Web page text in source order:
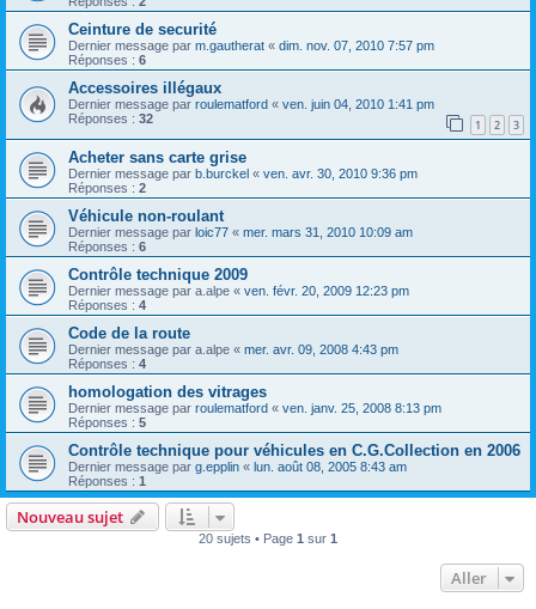
Ceinture de securité
Dernier message par m.gautherat « dim. nov. 07, 2010 7:57 pm
Réponses : 6
Accessoires illégaux
Dernier message par roulematford « ven. juin 04, 2010 1:41 pm
Réponses : 32 1 2 3
Acheter sans carte grise
Dernier message par b.burckel « ven. avr. 30, 2010 9:36 pm
Réponses : 2
Véhicule non-roulant
Dernier message par loic77 « mer. mars 31, 2010 10:09 am
Réponses : 6
Contrôle technique 2009
Dernier message par a.alpe « ven. févr. 20, 2009 12:23 pm
Réponses : 4
Code de la route
Dernier message par a.alpe « mer. avr. 09, 2008 4:43 pm
Réponses : 4
homologation des vitrages
Dernier message par roulematford « ven. janv. 25, 2008 8:13 pm
Réponses : 5
Contrôle technique pour véhicules en C.G.Collection en 2006
Dernier message par g.epplin « lun. août 08, 2005 8:43 am
Réponses : 1
Nouveau sujet
20 sujets • Page 1 sur 1
Aller